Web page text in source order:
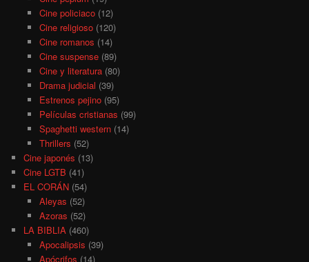
Cine policiaco(12)
Cine religioso(120)
Cine romanos (14)
Cine suspense(89)
Cine y literatura(80)
Drama judicial (39)
Estrenos pejino(95)
Películas cristianas (99)
Spaghetti western(14)
Thrillers (52)
Cine japonés (13)
Cine LGTB (41)
EL CORÁN (54)
Aleyas (52)
Azoras (52)
LA BIBLIA (460)
Apocalipsis (39)
Apócrifos (14)